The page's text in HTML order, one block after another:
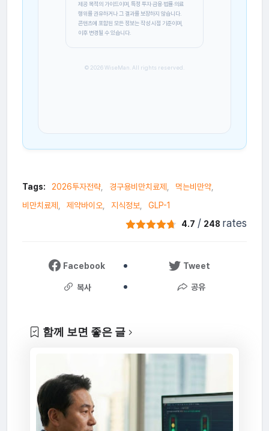
제공 목적의 가이드이며, 특정 투자·금융·법률·의료
행위를 권유하거나 그 결과를 보장하지 않습니다.
콘텐츠에 포함된 모든 정보는 작성 시점 기준이며,
이후 변경될 수 있습니다.
© 2026 WiseMan. All rights reserved.
Tags: 2026투자전략 경구용비만치료제
먹는비만약
비만치료제
제약바이오 지식정보
GLP-1
4.7 / 248 rates
Facebook Tweet
복사 공유
함께 보면 좋은 글